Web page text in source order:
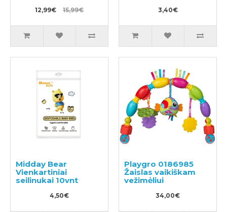
12,99€ 15,99€ 3,40€
Midday Bear
Vienkartiniai
seilinukai 10vnt
4,50€
Playgro 0186985
Žaislas vaikiškam
vežimėliui
34,00€